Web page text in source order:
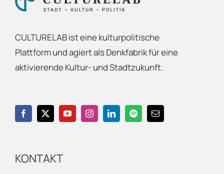
CULTURELAB ist eine kulturpolitische
Plattform und agiert als Denkfabrik für eine
aktivierende Kultur- und Stadtzukunft.
KONTAKT